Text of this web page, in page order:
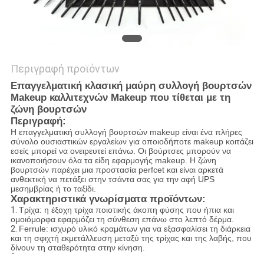
Περιγραφή προϊόντων
Επαγγελματική κλασική μαύρη συλλογή βουρτσών
Makeup καλλιτεχνών Makeup που τίθεται με τη
ζώνη βουρτσών
Περιγραφή:
Η επαγγελματική συλλογή βουρτσών makeup είναι ένα πλήρες
σύνολο ουσιαστικών εργαλείων για οποιοδήποτε makeup κοιτάζει
εσείς μπορεί να ονειρευτεί επάνω. Οι βούρτσες μπορούν να
ικανοποιήσουν όλα τα είδη εφαρμογής makeup. Η ζώνη
βουρτσών παρέχει μια προστασία perfcet και είναι αρκετά
ανθεκτική να πετάξει στην τσάντα σας για την αφή UPS
μεσημβρίας ή το ταξίδι.
Χαρακτηριστικά γνωρίσματα προϊόντων:
1. Τρίχα: η έξοχη τρίχα ποιοτικής άκοπη φύσης που ήπια και
ομοιόμορφα εφαρμόζει τη σύνθεση επάνω στο λεπτό δέρμα.
2. Ferrule: ισχυρό υλικό κραμάτων για να εξασφαλίσει τη διάρκεια
και τη σφιχτή εκμετάλλευση μεταξύ της τρίχας και της λαβής, που
δίνουν τη σταθερότητα στην κίνηση.